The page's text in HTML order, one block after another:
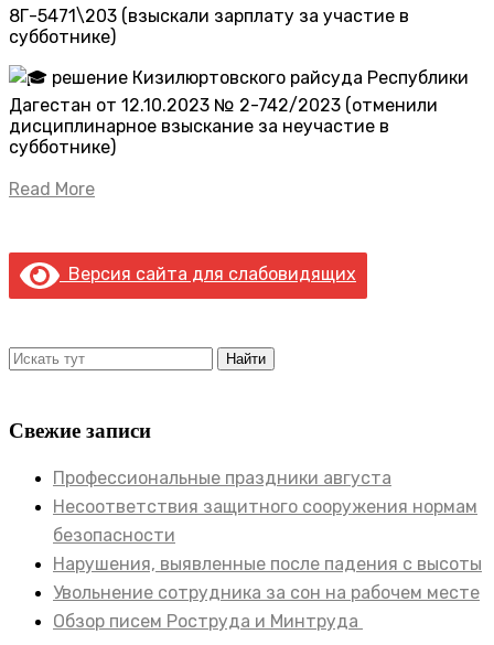
8Г-5471\203 (взыскали зарплату за участие в
субботнике)
решение Кизилюртовского райсуда Республики
Дагестан от 12.10.2023 № 2-742/2023 (отменили
дисциплинарное взыскание за неучастие в
субботнике)
Read More
Версия сайта для слабовидящих
Свежие записи
Профессиональные праздники августа
Несоответствия защитного сооружения нормам
безопасности
Нарушения, выявленные после падения с высоты
Увольнение сотрудника за сон на рабочем месте
Обзор писем Роструда и Минтруда